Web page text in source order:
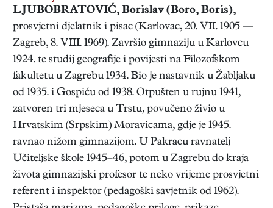
LJUBOBRATOVIĆ, Borislav (Boro, Boris),
prosvjetni djelatnik i pisac (Karlovac, 20. VII. 1905 —
Zagreb, 8. VIII. 1969). Završio gimnaziju u Karlovcu
1924. te studij geografije i povijesti na Filozofskom
fakultetu u Zagrebu 1934. Bio je nastavnik u Žabljaku
od 1935. i Gospiću od 1938. Otpušten u rujnu 1941,
zatvoren tri mjeseca u Trstu, povučeno živio u
Hrvatskim (Srpskim) Moravicama, gdje je 1945.
ravnao nižom gimnazijom. U Pakracu ravnatelj
Učiteljske škole 1945–46, potom u Zagrebu do kraja
života gimnazijski profesor te neko vrijeme prosvjetni
referent i inspektor (pedagoški savjetnik od 1962).